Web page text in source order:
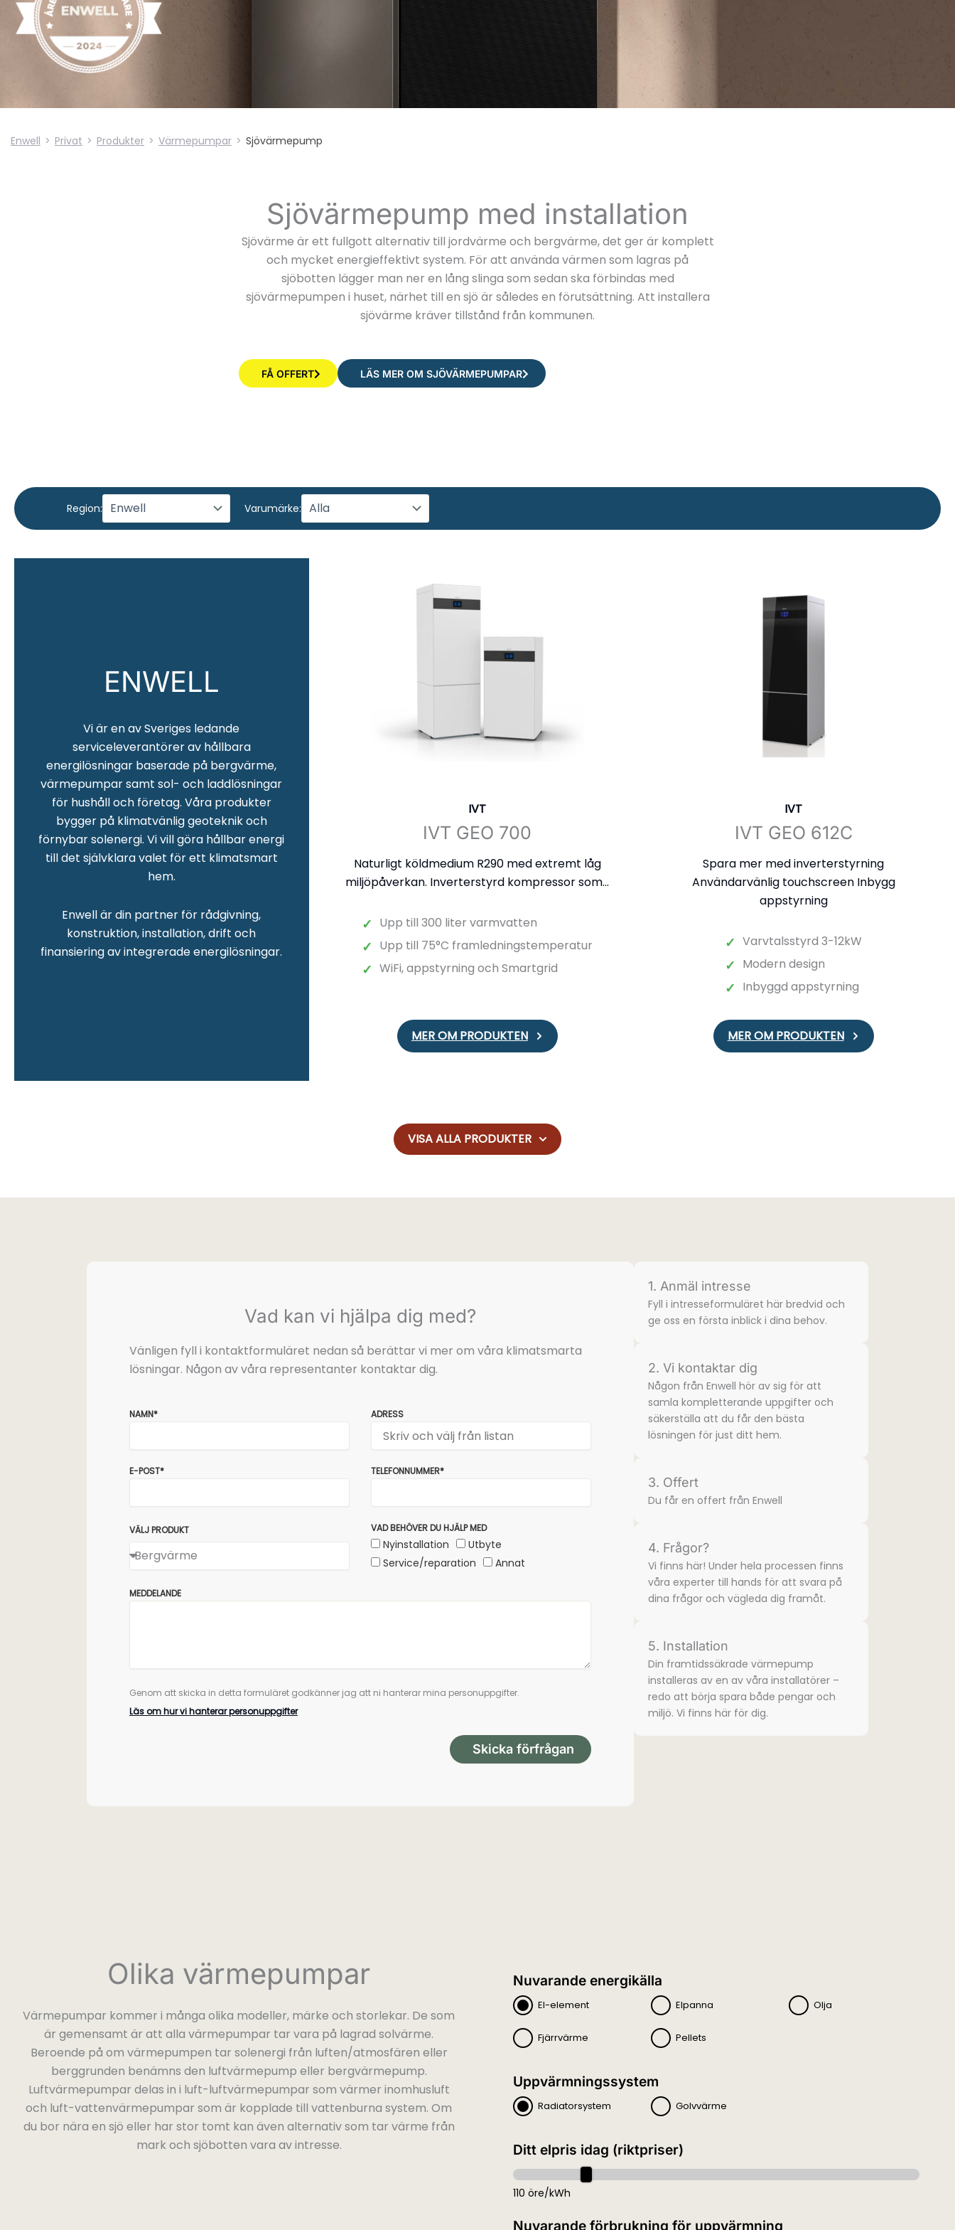
Enwell > Privat > Produkter > Värmepumpar > Sjövärmepump
Sjövärmepump med installation
Sjövärme är ett fullgott alternativ till jordvärme och bergvärme, det ger är komplett
och mycket energieffektivt system. För att använda värmen som lagras på
sjöbotten lägger man ner en lång slinga som sedan ska förbindas med
sjövärmepumpen i huset, närhet till en sjö är således en förutsättning. Att installera
sjövärme kräver tillstånd från kommunen.
FÅ OFFERT LÄS MER OM SJÖVÄRMEPUMPAR
Region: Varumärke:
ENWELL
Vi är en av Sveriges ledande
serviceleverantörer av hållbara
energilösningar baserade på bergvärme,
värmepumpar samt sol- och laddlösningar
för hushåll och företag. Våra produkter
bygger på klimatvänlig geoteknik och
förnybar solenergi. Vi vill göra hållbar energi
till det självklara valet för ett klimatsmart
hem.
Enwell är din partner för rådgivning,
konstruktion, installation, drift och
finansiering av integrerade energilösningar.
IVT
IVT GEO 700
Naturligt köldmedium R290 med extremt låg
miljöpåverkan. Inverterstyrd kompressor som...
✓ Upp till 300 liter varmvatten
✓ Upp till 75°C framledningstemperatur
✓ WiFi, appstyrning och Smartgrid
MER OM PRODUKTEN
IVT
IVT GEO 612C
Spara mer med inverterstyrning
Användarvänlig touchscreen Inbygg
appstyrning
✓ Varvtalsstyrd 3-12kW
✓ Modern design
✓ Inbyggd appstyrning
MER OM PRODUKTEN
VISA ALLA PRODUKTER
Vad kan vi hjälpa dig med?
Vänligen fyll i kontaktformuläret nedan så berättar vi mer om våra klimatsmarta
lösningar. Någon av våra representanter kontaktar dig.
NAMN* ADRESS
E-POST* TELEFONNUMMER*
VÄLJ PRODUKT VAD BEHÖVER DU HJÄLP MED
Nyinstallation
Utbyte
Service/reparation
Annat
MEDDELANDE
Genom att skicka in detta formuläret godkänner jag att ni hanterar mina personuppgifter.
Läs om hur vi hanterar personuppgifter
Skicka förfrågan
1. Anmäl intresse
Fyll i intresse­formuläret här bredvid och
ge oss en första inblick i dina behov.
2. Vi kontaktar dig
Någon från Enwell hör av sig för att
samla komplette­rande uppgifter och
säkerställa att du får den bästa
lösningen för just ditt hem.
3. Offert
Du får en offert från Enwell
4. Frågor?
Vi finns här! Under hela processen finns
våra experter till hands för att svara på
dina frågor och vägleda dig framåt.
5. Installation
Din framtidssäkrade värmepump
installeras av en av våra installatörer –
redo att börja spara både pengar och
miljö. Vi finns här för dig.​
Olika värmepumpar
Värmepumpar kommer i många olika modeller, märke och storlekar. De som
är gemensamt är att alla värmepumpar tar vara på lagrad solvärme.
Beroende på om värmepumpen tar solenergi från luften/atmosfären eller
berggrunden benämns den luftvärmepump eller bergvärmepump.
Luftvärmepumpar delas in i luft-luftvärmepumpar som värmer inomhusluft
och luft-vattenvärmepumpar som är kopplade till vattenburna system. Om
du bor nära en sjö eller har stor tomt kan även alternativ som tar värme från
mark och sjöbotten vara av intresse.
Nuvarande energikälla
El-element Elpanna Olja
Fjärrvärme Pellets
Uppvärmningssystem
Radiatorsystem Golvvärme
Ditt elpris idag (riktpriser)
110 öre/kWh
Nuvarande förbrukning för uppvärmning